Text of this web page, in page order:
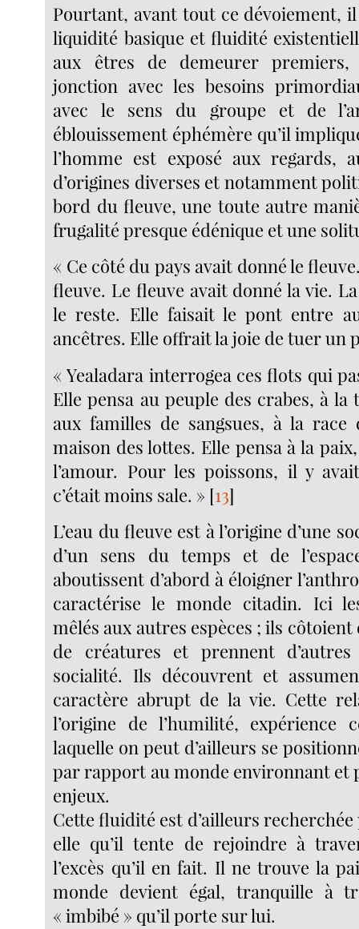
Pourtant, avant tout ce dévoiement,
liquidité basique et fluidité
aux êtres de demeurer premiers,
jonction avec les besoins
avec le sens du groupe et de
éblouissement éphémère qu’il
l’homme est exposé aux regards,
d’origines diverses et notamment
bord du fleuve, une toute autre
frugalité presque édénique et une
« Ce côté du pays avait donné le
fleuve. Le fleuve avait donné la vie.
le reste. Elle faisait le pont entre
ancêtres. Elle offrait la joie de tuer un
« Yealadara interrogea ces flots qui
Elle pensa au peuple des crabes, à
aux familles de sangsues, à la race
maison des lottes. Elle pensa à la
l’amour. Pour les poissons, il y
c’était moins sale. » [13]
L’eau du fleuve est à l’origine d’une
d’un sens du temps et de
aboutissent d’abord à éloigner
caractérise le monde citadin. Ici
mêlés aux autres espèces ; ils côtoient
de créatures et prennent
socialité. Ils découvrent et
caractère abrupt de la vie. Cette
l’origine de l’humilité, expérience
laquelle on peut d’ailleurs se
par rapport au monde environnant et
enjeux.
Cette fluidité est d’ailleurs recherchée
elle qu’il tente de rejoindre à
l’excès qu’il en fait. Il ne trouve la
monde devient égal, tranquille à
« imbibé » qu’il porte sur lui.